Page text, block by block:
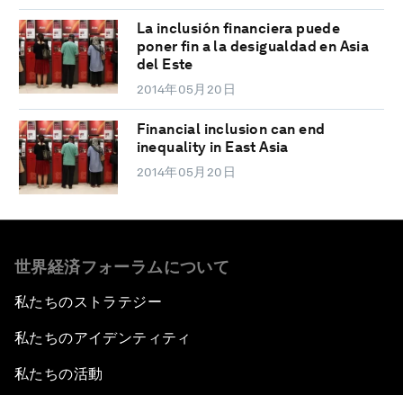
La inclusión financiera puede
poner fin a la desigualdad en Asia
del Este
2014年05月20日
Financial inclusion can end
inequality in East Asia
2014年05月20日
世界経済フォーラムについて
私たちのストラテジー
私たちのアイデンティティ
私たちの活動